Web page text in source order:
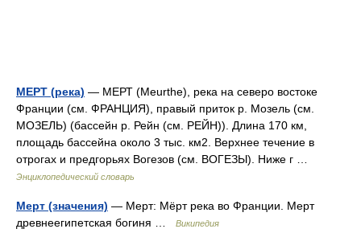
МЕРТ (река) — МЕРТ (Meurthe), река на северо востоке
Франции (см. ФРАНЦИЯ), правый приток р. Мозель (см.
МОЗЕЛЬ) (бассейн р. Рейн (см. РЕЙН)). Длина 170 км,
площадь бассейна около 3 тыс. км2. Верхнее течение в
отрогах и предгорьях Вогезов (см. ВОГЕЗЫ). Ниже г …
Энциклопедический словарь
Мерт (значения) — Мерт: Мёрт река во Франции. Мерт
древнеегипетская богиня …
Википедия